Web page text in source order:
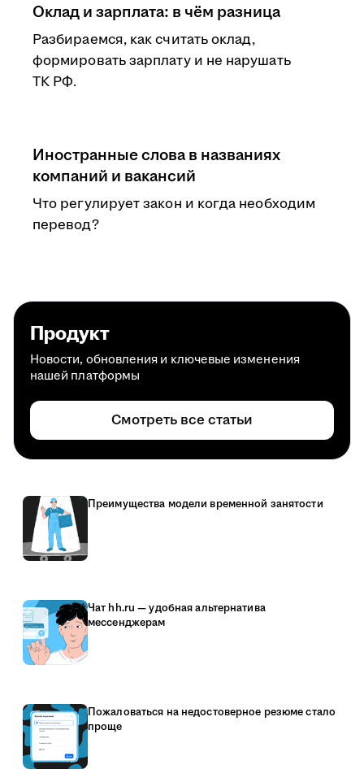
Оклад и зарплата: в чём разница
Разбираемся, как считать оклад,
формировать зарплату и не нарушать
ТК РФ.
Иностранные слова в названиях
компаний и вакансий
Что регулирует закон и когда необходим
перевод?
Продукт
Новости, обновления и ключевые изменения
нашей платформы
Смотреть все статьи
Преимущества модели временной занятости
Чат hh.ru — удобная альтернатива
мессенджерам
Пожаловаться на недостоверное резюме стало
проще